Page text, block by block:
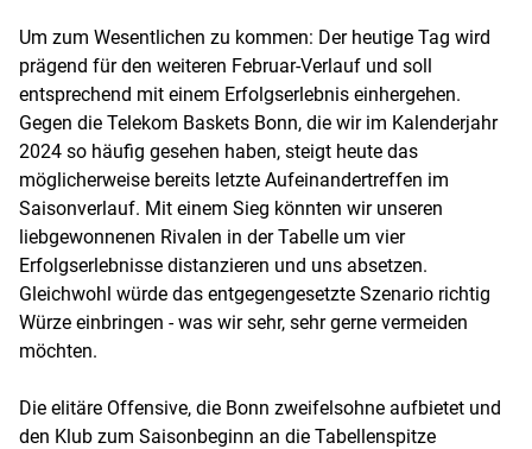
Um zum Wesentlichen zu kommen: Der heutige Tag wird
prägend für den weiteren Februar-Verlauf und soll
entsprechend mit einem Erfolgserlebnis einhergehen.
Gegen die Telekom Baskets Bonn, die wir im Kalenderjahr
2024 so häufig gesehen haben, steigt heute das
möglicherweise bereits letzte Aufeinandertreffen im
Saisonverlauf. Mit einem Sieg könnten wir unseren
liebgewonnenen Rivalen in der Tabelle um vier
Erfolgserlebnisse distanzieren und uns absetzen.
Gleichwohl würde das entgegengesetzte Szenario richtig
Würze einbringen - was wir sehr, sehr gerne vermeiden
möchten.
Die elitäre Offensive, die Bonn zweifelsohne aufbietet und
den Klub zum Saisonbeginn an die Tabellenspitze